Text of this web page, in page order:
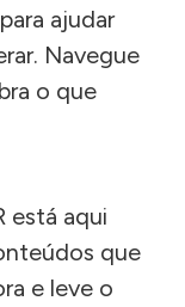
ajudar
Navegue
o que
está aqui
que
e leve o